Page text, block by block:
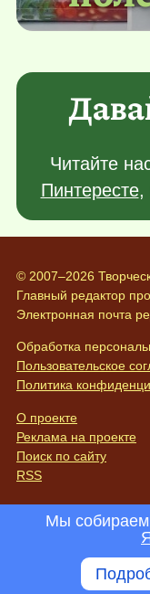
Читайте
Пинтересте,
© 2007–2026
Главный редактор
Электронная почта
Обработка
Пользовательское
Политика
О проекте
Реклама на проекте
Поиск по сайту
RSS
Мы